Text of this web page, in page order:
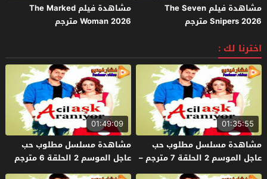
مشاهدة فيلم The Seven
Snipers 2026 مترجم
مشاهدة فيلم The Marked
Woman 2026 مترجم
اخترنا لك :
01:35:55
مشاهدة مسلسل مطلوب حب
عاجل الموسم 2 الحلقة 7 مترجم –
الأخيرة
01:49:09
مشاهدة مسلسل مطلوب حب
عاجل الموسم 2 الحلقة 6 مترجم